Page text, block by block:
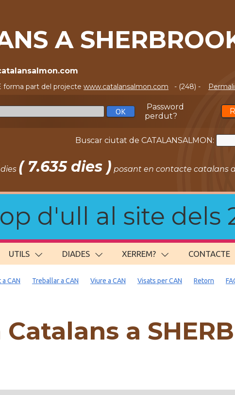
A
forma part del projecte www.catalansalmon.com - (248) -
Password
perdut?
Buscar ciutat de CATALANSALMON:
dies ( 7.635 dies ) posant en contacte catalans
d'ull al site dels
UTILS DIADES XERREM? CONTACTE
CAN Treballar a CAN Viure a CAN Visats per CAN Retorn
a